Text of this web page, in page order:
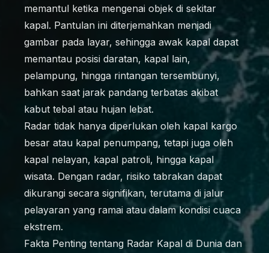
memantul ketika mengenai objek di sekitar
kapal. Pantulan ini diterjemahkan menjadi
gambar pada layar, sehingga awak kapal dapat
memantau posisi daratan, kapal lain,
pelampung, hingga rintangan tersembunyi,
bahkan saat jarak pandang terbatas akibat
kabut tebal atau hujan lebat.
Radar tidak hanya diperlukan oleh kapal kargo
besar atau kapal penumpang, tetapi juga oleh
kapal nelayan, kapal patroli, hingga kapal
wisata. Dengan radar, risiko tabrakan dapat
dikurangi secara signifikan, terutama di jalur
pelayaran yang ramai atau dalam kondisi cuaca
ekstrem.
Fakta Penting tentang Radar Kapal di Dunia dan